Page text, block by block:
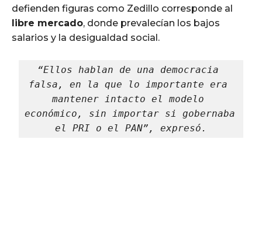
defienden figuras como Zedillo corresponde al
libre mercado, donde prevalecían los bajos
salarios y la desigualdad social.
“Ellos hablan de una democracia
falsa, en la que lo importante era
mantener intacto el modelo
económico, sin importar si gobernaba
el PRI o el PAN”, expresó.